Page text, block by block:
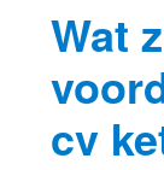
Wat
cv